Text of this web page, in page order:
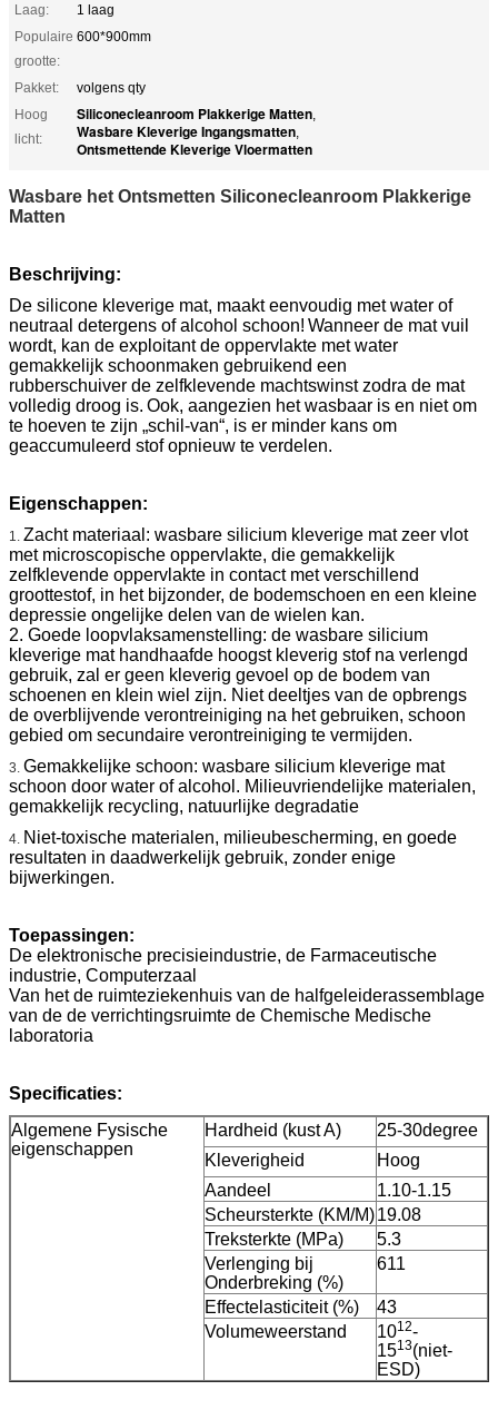
Laag:
1 laag
Populaire
grootte:
600*900mm
Pakket:
volgens qty
Hoog
licht:
Siliconecleanroom Plakkerige Matten,
Wasbare Kleverige Ingangsmatten,
Ontsmettende Kleverige Vloermatten
Wasbare het Ontsmetten Siliconecleanroom Plakkerige
Matten
Beschrijving:
De silicone kleverige mat, maakt eenvoudig met water of
neutraal detergens of alcohol schoon! Wanneer de mat vuil
wordt, kan de exploitant de oppervlakte met water
gemakkelijk schoonmaken gebruikend een
rubberschuiver de zelfklevende machtswinst zodra de mat
volledig droog is. Ook, aangezien het wasbaar is en niet om
te hoeven te zijn „schil-van“, is er minder kans om
geaccumuleerd stof opnieuw te verdelen.
Eigenschappen:
1. Zacht materiaal: wasbare silicium kleverige mat zeer vlot
met microscopische oppervlakte, die gemakkelijk
zelfklevende oppervlakte in contact met verschillend
groottestof, in het bijzonder, de bodemschoen en een kleine
depressie ongelijke delen van de wielen kan.
2. Goede loopvlaksamenstelling: de wasbare silicium
kleverige mat handhaafde hoogst kleverig stof na verlengd
gebruik, zal er geen kleverig gevoel op de bodem van
schoenen en klein wiel zijn. Niet deeltjes van de opbrengs
de overblijvende verontreiniging na het gebruiken, schoon
gebied om secundaire verontreiniging te vermijden.
3. Gemakkelijke schoon: wasbare silicium kleverige mat
schoon door water of alcohol. Milieuvriendelijke materialen,
gemakkelijk recycling, natuurlijke degradatie
4. Niet-toxische materialen, milieubescherming, en goede
resultaten in daadwerkelijk gebruik, zonder enige
bijwerkingen.
Toepassingen:
De elektronische precisieindustrie, de Farmaceutische
industrie, Computerzaal
Van het de ruimteziekenhuis van de halfgeleiderassemblage
van de de verrichtingsruimte de Chemische Medische
laboratoria
Specificaties:
Algemene Fysische
eigenschappen
Hardheid (kust A)
25-30degree
Kleverigheid
Hoog
Aandeel
1.10-1.15
Scheursterkte (KM/M)19.08
Treksterkte (MPa)
5.3
Verlenging bij
Onderbreking (%)
611
Effectelasticiteit (%)
43
Volumeweerstand
1012-
1513(niet-
ESD)